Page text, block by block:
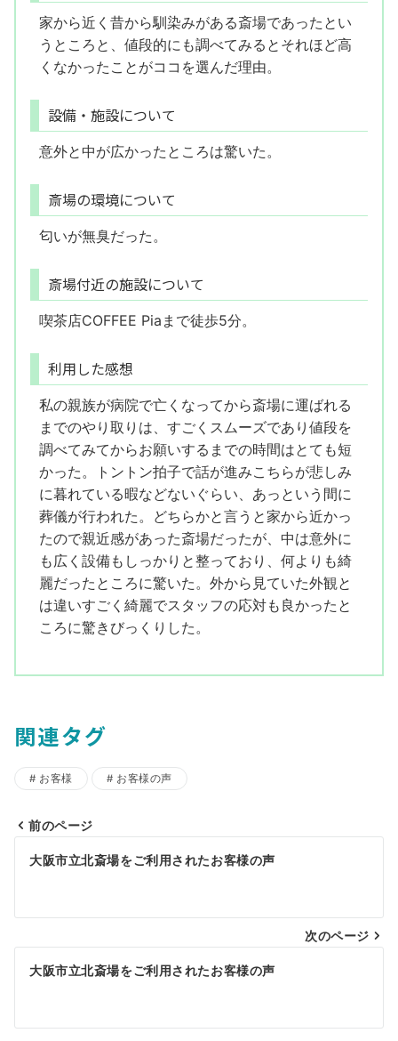
家から近く昔から馴染みがある斎場であったとい
うところと、値段的にも調べてみるとそれほど高
くなかったことがココを選んだ理由。
設備・施設について
意外と中が広かったところは驚いた。
斎場の環境について
匂いが無臭だった。
斎場付近の施設について
喫茶店COFFEE Piaまで徒歩5分。
利用した感想
私の親族が病院で亡くなってから斎場に運ばれる
までのやり取りは、すごくスムーズであり値段を
調べてみてからお願いするまでの時間はとても短
かった。トントン拍子で話が進みこちらが悲しみ
に暮れている暇などないぐらい、あっという間に
葬儀が行われた。どちらかと言うと家から近かっ
たので親近感があった斎場だったが、中は意外に
も広く設備もしっかりと整っており、何よりも綺
麗だったところに驚いた。外から見ていた外観と
は違いすごく綺麗でスタッフの応対も良かったと
ころに驚きびっくりした。
関連タグ
お客様 お客様の声
投
ナ
ビ
ゲ
シ
前のページ
大阪市立北斎場をご利用されたお客様の声
次のページ
大阪市立北斎場をご利用されたお客様の声